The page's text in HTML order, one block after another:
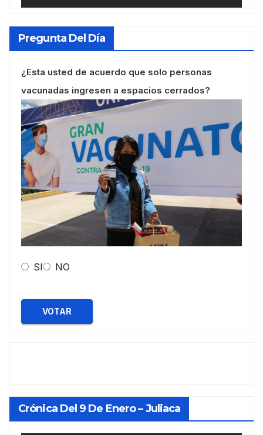
Pregunta Del Día
¿Esta usted de acuerdo que solo personas
vacunadas ingresen a espacios cerrados?
SI NO
VOTAR
Crónica Del 9 De Enero – Juliaca